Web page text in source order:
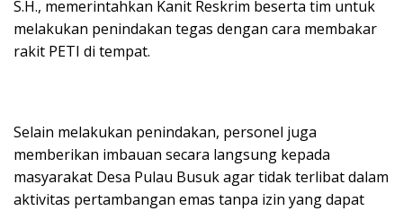
S.H., memerintahkan Kanit Reskrim beserta tim untuk
melakukan penindakan tegas dengan cara membakar
rakit PETI di tempat.
Selain melakukan penindakan, personel juga
memberikan imbauan secara langsung kepada
masyarakat Desa Pulau Busuk agar tidak terlibat dalam
aktivitas pertambangan emas tanpa izin yang dapat